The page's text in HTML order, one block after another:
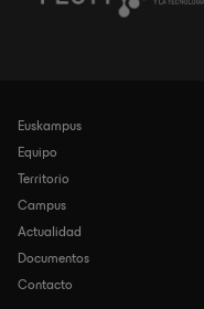
Navegación
principal
Euskampus
Equipo
Territorio
Campus
Actualidad
Documentos
Contacto